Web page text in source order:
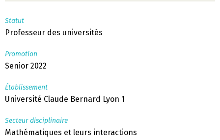
Statut
Professeur des universités
Promotion
Senior 2022
Établissement
Université Claude Bernard Lyon 1
Secteur disciplinaire
Mathématiques et leurs interactions